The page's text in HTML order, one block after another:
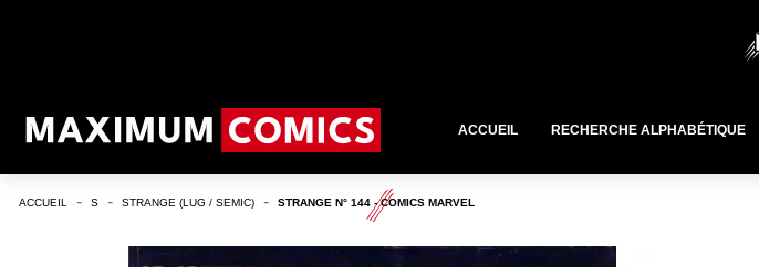
ACCUEIL RECHERCHE ALPHABÉTIQUE
ACCUEIL S STRANGE (LUG / SEMIC) STRANGE N° 144 - COMICS MARVEL